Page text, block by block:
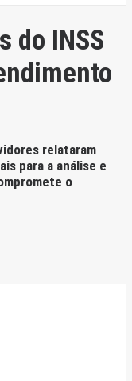
do INSS
relataram
para a análise e
o